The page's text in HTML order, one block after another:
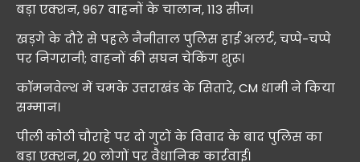
बड़ा एक्शन, 967 वाहनों के चालान, 113 सीज।
खड़गे के दौरे से पहले नैनीताल पुलिस हाई अलर्ट, चप्पे-चप्पे
पर निगरानी; वाहनों की सघन चेकिंग शुरू।
कॉमनवेल्थ में चमके उत्तराखंड के सितारे, CM धामी ने किया
सम्मान।
पीली कोठी चौराहे पर दो गुटों के विवाद के बाद पुलिस का
बड़ा एक्शन, 20 लोगों पर वैधानिक कार्रवाई।